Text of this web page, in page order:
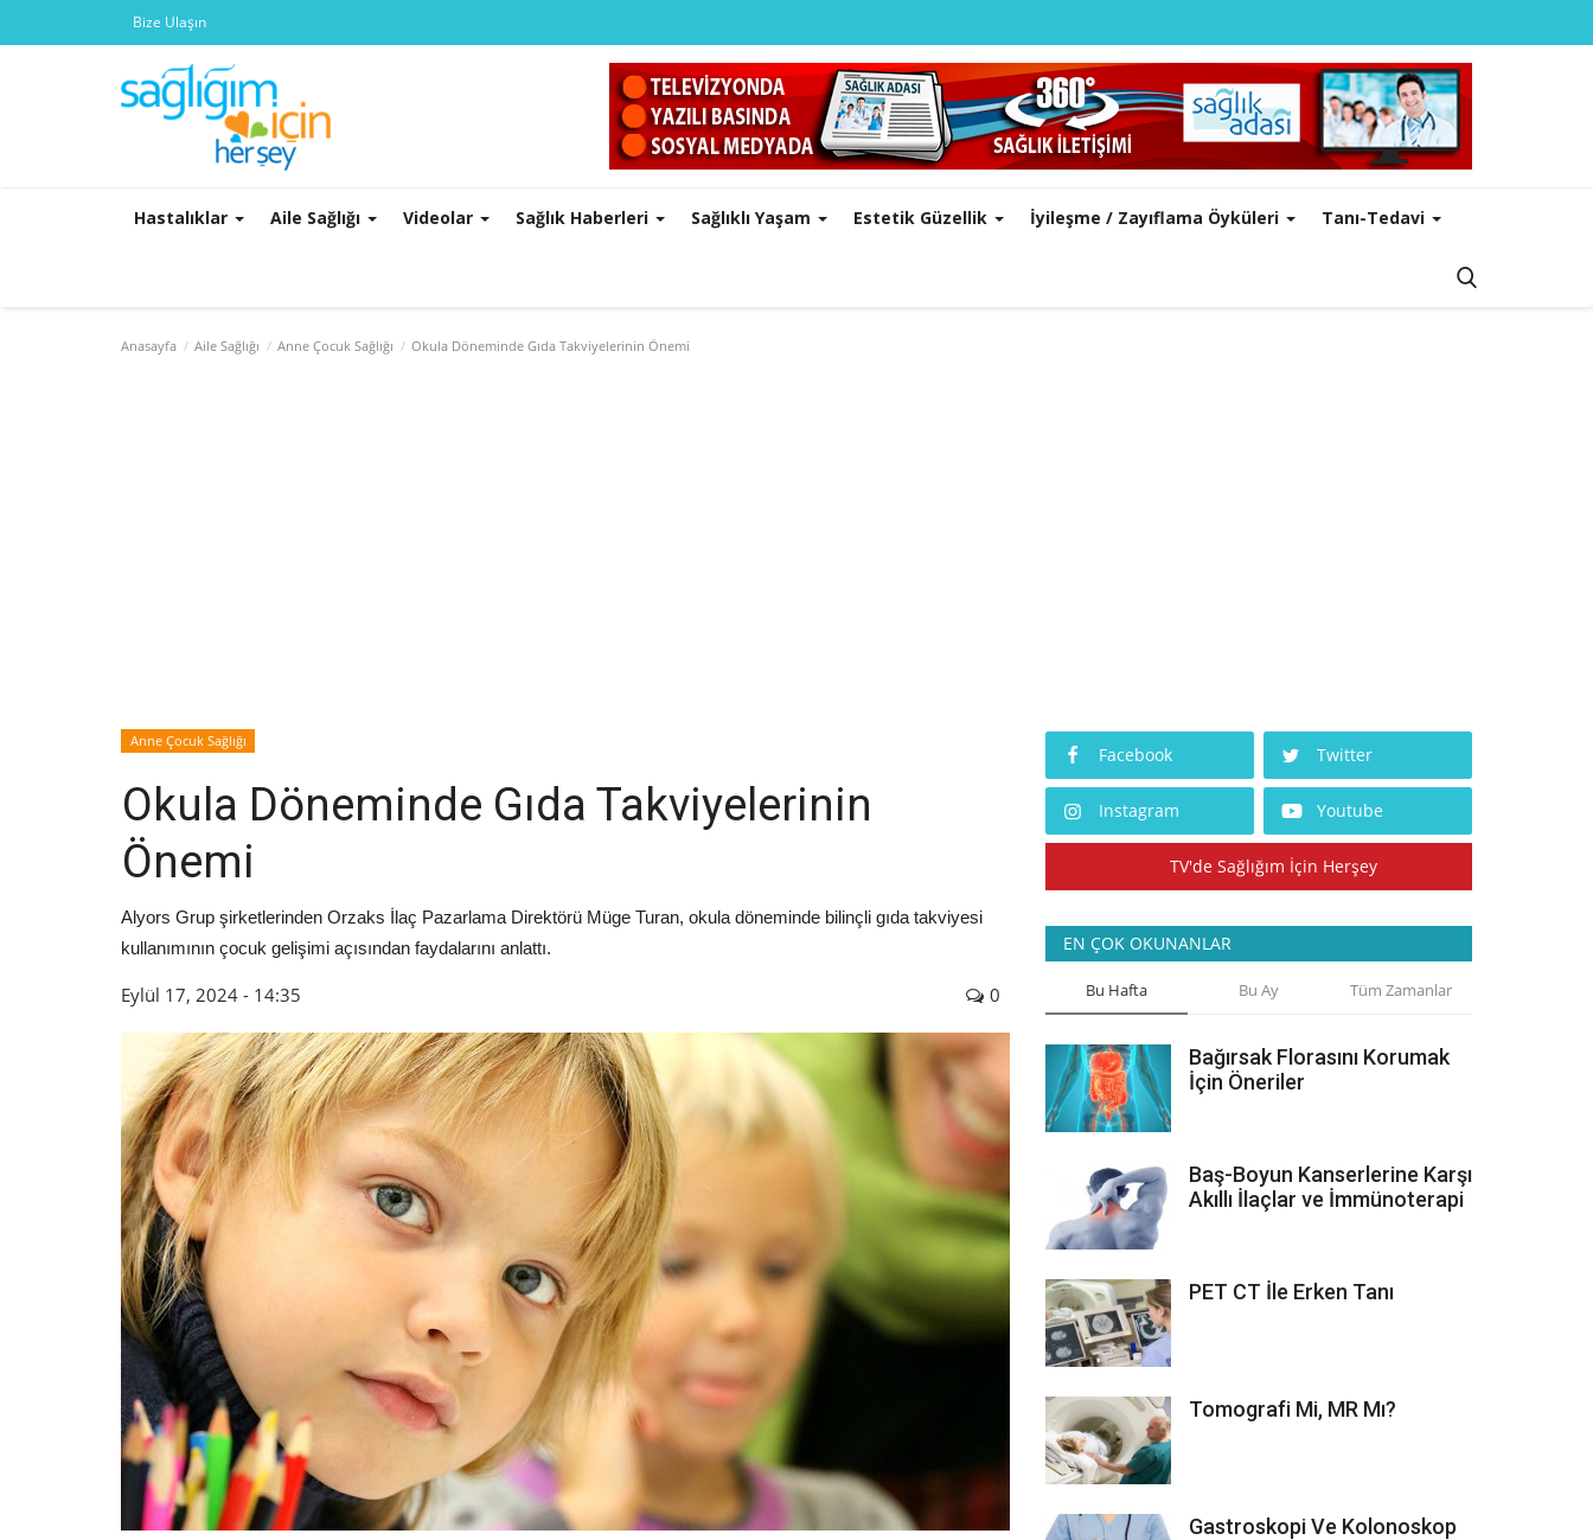
Bize Ulaşın
Hastalıklar Aile Sağlığı Videolar Sağlık Haberleri Sağlıklı Yaşam Estetik Güzellik İyileşme / Zayıflama Öyküleri Tanı-Tedavi
Anasayfa Aile Sağlığı Anne Çocuk Sağlığı Okula Döneminde Gıda Takviyelerinin Önemi
Anne Çocuk Sağlığı
Okula Döneminde Gıda Takviyelerinin
Önemi
Alyors Grup şirketlerinden Orzaks İlaç Pazarlama Direktörü Müge Turan, okula döneminde bilinçli gıda takviyesi
kullanımının çocuk gelişimi açısından faydalarını anlattı.
Eylül 17, 2024 - 14:35 0
Facebook Twitter
Instagram Youtube
TV'de Sağlığım İçin Herşey
EN ÇOK OKUNANLAR
Bu Hafta Bu Ay Tüm Zamanlar
Bağırsak Florasını Korumak
İçin Öneriler
Baş-Boyun Kanserlerine Karşı
Akıllı İlaçlar ve İmmünoterapi
PET CT İle Erken Tanı
Tomografi Mi, MR Mı?
Gastroskopi Ve Kolonoskop